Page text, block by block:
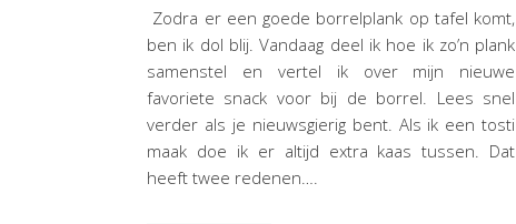
Zodra er een goede borrelplank op tafel komt,
ben ik dol blij. Vandaag deel ik hoe ik zo’n plank
samenstel en vertel ik over mijn nieuwe
favoriete snack voor bij de borrel. Lees snel
verder als je nieuwsgierig bent. Als ik een tosti
maak doe ik er altijd extra kaas tussen. Dat
heeft twee redenen….